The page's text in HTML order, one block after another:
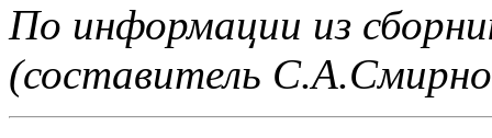
По информации из
(составитель